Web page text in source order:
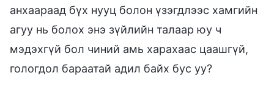
анхаараад бүх нууц болон үзэгдлээс хамгийн
агуу нь болох энэ зүйлийн талаар юу ч
мэдэхгүй бол чиний амь харахаас цаашгүй,
гологдол бараатай адил байх бус уу?